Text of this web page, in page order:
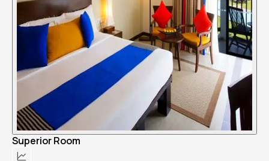
Superior Room